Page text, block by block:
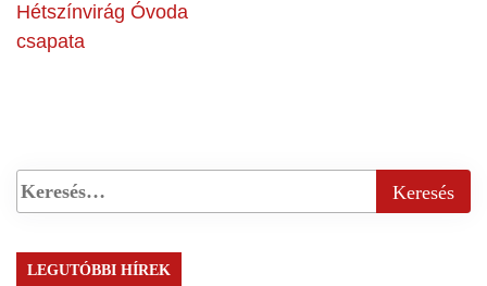
Hétszínvirág Óvoda
csapata
LEGUTÓBBI HÍREK